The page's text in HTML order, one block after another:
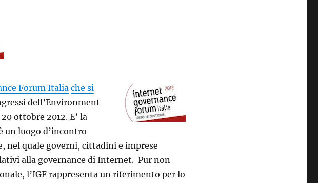
Forum Italia che si
dell’Environment
ottobre 2012. E’ la
un luogo d’incontro
nel quale governi, cittadini e imprese
alla governance di Internet. Pur non
l’IGF rappresenta un riferimento per lo